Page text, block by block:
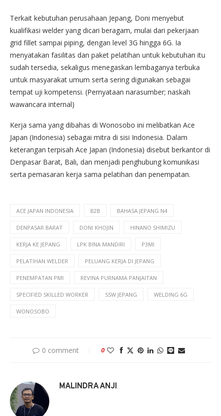
Terkait kebutuhan perusahaan Jepang, Doni menyebut
kualifikasi welder yang dicari beragam, mulai dari pekerjaan
grid fillet sampai piping, dengan level 3G hingga 6G. Ia
menyatakan fasilitas dan paket pelatihan untuk kebutuhan itu
sudah tersedia, sekaligus menegaskan lembaganya terbuka
untuk masyarakat umum serta sering digunakan sebagai
tempat uji kompetensi. (Pernyataan narasumber; naskah
wawancara internal)
Kerja sama yang dibahas di Wonosobo ini melibatkan Ace
Japan (Indonesia) sebagai mitra di sisi Indonesia. Dalam
keterangan terpisah Ace Japan (Indonesia) disebut berkantor di
Denpasar Barat, Bali, dan menjadi penghubung komunikasi
serta pemasaran kerja sama pelatihan dan penempatan.
ACE JAPAN INDONESIA B2B BAHASA JEPANG N4
DENPASAR BARAT DONI KHOJIN HINANO SHIMIZU
KERJA KE JEPANG LPK BINA MANDIRI P3MI
PELATIHAN WELDER PELUANG KERJA DI JEPANG
PENEMPATAN PMI REVINA PURNAMA PANJAITAN
SPECIFIED SKILLED WORKER SSW JEPANG WELDING 6G
WONOSOBO
0 comment 0
MALINDRA ANJI